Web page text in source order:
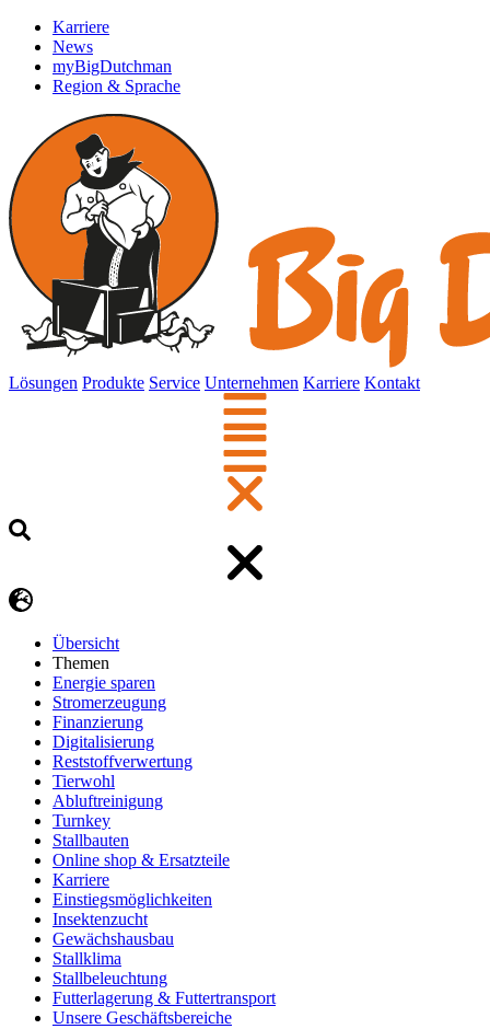
Karriere
News
myBigDutchman
Region & Sprache
Lösungen Produkte Service Unternehmen Karriere Kontakt
Übersicht
Themen
Energie sparen
Stromerzeugung
Finanzierung
Digitalisierung
Reststoffverwertung
Tierwohl
Abluftreinigung
Turnkey
Stallbauten
Online shop & Ersatzteile
Karriere
Einstiegsmöglichkeiten
Insektenzucht
Gewächshausbau
Stallklima
Stallbeleuchtung
Futterlagerung & Futtertransport
Unsere Geschäftsbereiche